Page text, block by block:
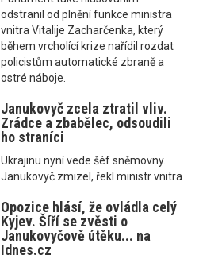
odstranil od plnění funkce ministra
vnitra Vitalije Zacharčenka, který
během vrcholící krize nařídil rozdat
policistům automatické zbraně a
ostré náboje.
Janukovyč zcela ztratil vliv.
Zrádce a zbabělec, odsoudili
ho straníci
Ukrajinu nyní vede šéf sněmovny.
Janukovyč zmizel, řekl ministr vnitra
Opozice hlásí, že ovládla celý
Kyjev. Šíří se zvěsti o
Janukovyčově útěku... na
Idnes.cz